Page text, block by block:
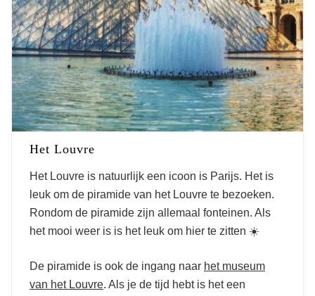
Het Louvre
Het Louvre is natuurlijk een icoon is Parijs. Het is
leuk om de piramide van het Louvre te bezoeken.
Rondom de piramide zijn allemaal fonteinen. Als
het mooi weer is is het leuk om hier te zitten ☀️
De piramide is ook de ingang naar het museum
van het Louvre. Als je de tijd hebt is het een